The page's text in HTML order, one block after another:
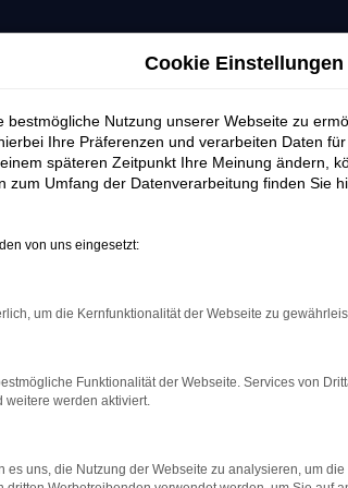
Cookie Einstellungen
bestmögliche Nutzung unserer Webseite zu
Ihre Präferenzen und verarbeiten Daten
späteren Zeitpunkt Ihre Meinung ändern,
zum Umfang der Datenverarbeitung finden Sie
von uns eingesetzt:
um die Kernfunktionalität der Webseite zu
Funktionalität der Webseite. Services von
weitere werden aktiviert.
es uns, die Nutzung der Webseite zu analysieren, um